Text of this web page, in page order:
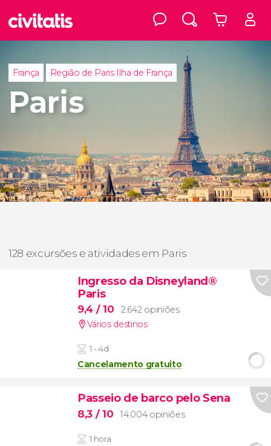
França Região de Paris Ilha de França
Paris
128 excursões e atividades em Paris
Ingresso da Disneyland®
Paris
9,4 / 10
2.642 opiniões
Vários destinos
1 - 4d
Cancelamento gratuito
Passeio de barco pelo Sena
8,3 / 10 14.004 opiniões
1 hora